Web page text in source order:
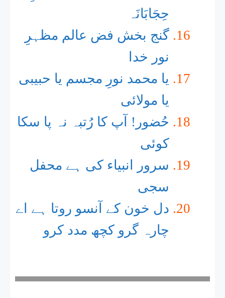
حِجَابَانَہ​
گنج بخش فض عالم مظہرِ
نور خدا
یا محمد نورِ مجسم یا حبیبی
یا مولائی
حُضور! آپ کا رُتبہ نہ پا سکا
کوئی
سرور انبیاء کی ہے محفل
سجی
دل خون کے آنسو روتا ہے اے
چارہ گرو کچھ مدد کرو